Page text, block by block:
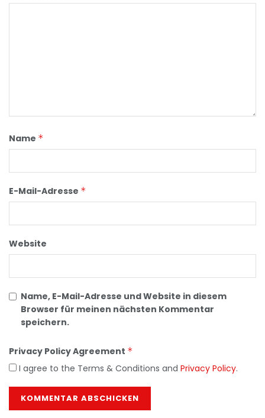
Name *
E-Mail-Adresse *
Website
Name, E-Mail-Adresse und Website in diesem
Browser für meinen nächsten Kommentar
speichern.
Privacy Policy Agreement *
I agree to the Terms & Conditions and Privacy Policy.